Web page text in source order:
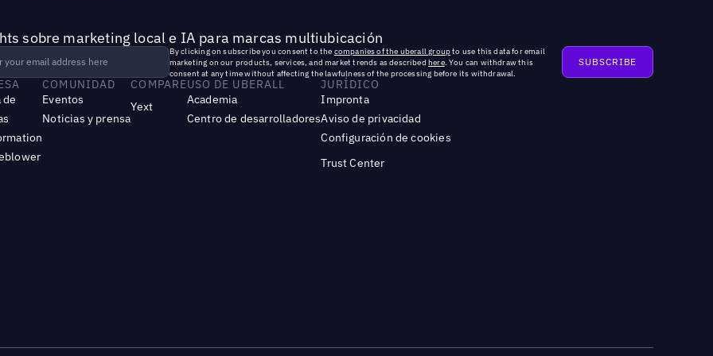
sobre marketing local e IA para marcas multiubicación
By clicking on subscribe you consent to the companies of the uberall groupto use this data for email
marketing on our products, services, and market trends as described here. You can withdraw this
consent at any time without affecting the lawfulness of the processing before its withdrawal.
de
COMUNIDAD
Eventos
Noticias y prensa
COMPARE
Yext
USO DE UBERALL
Academia
Centro de desarrolladores
JURÍDICO
Impronta
Aviso de privacidad
Configuración de cookies
Trust Center